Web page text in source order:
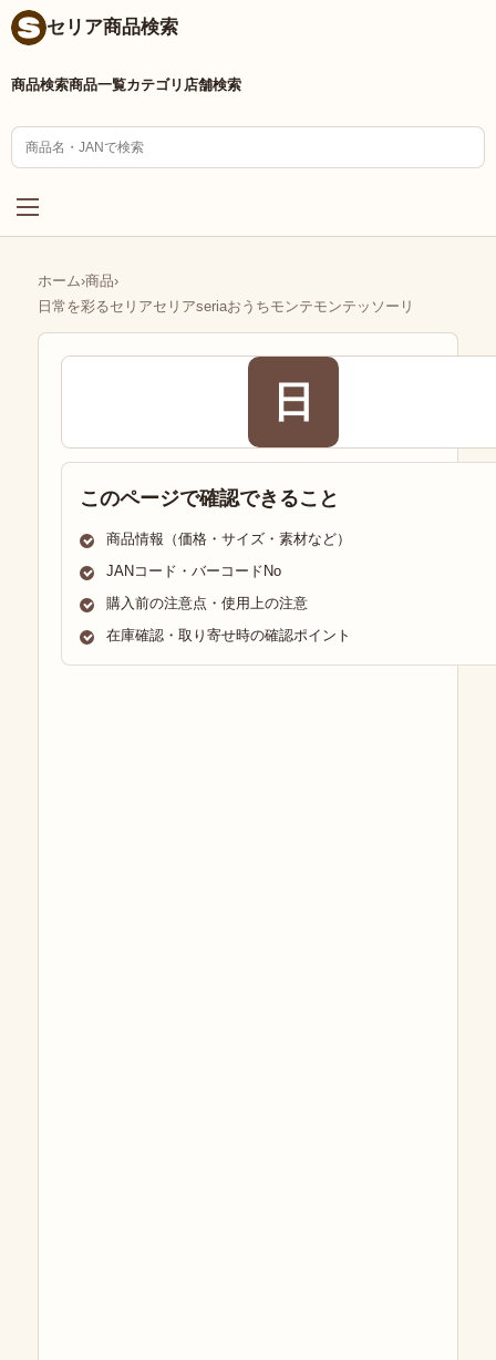
セリア商品検索
商品検索商品一覧カテゴリ 店舗検索
ホーム›商品›
日常を彩るセリアセリアseriaおうちモンテモンテッソーリ
日
このページで確認できること
商品情報（価格・サイズ・素材など）
JANコード・バーコードNo
購入前の注意点・使用上の注意
在庫確認・取り寄せ時の確認ポイント